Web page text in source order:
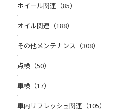
ホイール関連（85）
オイル関連（188）
その他メンテナンス（308）
点検（50）
車検（17）
車内リフレッシュ関連（105）